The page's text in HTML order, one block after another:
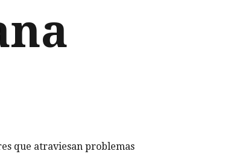
que atraviesan problemas